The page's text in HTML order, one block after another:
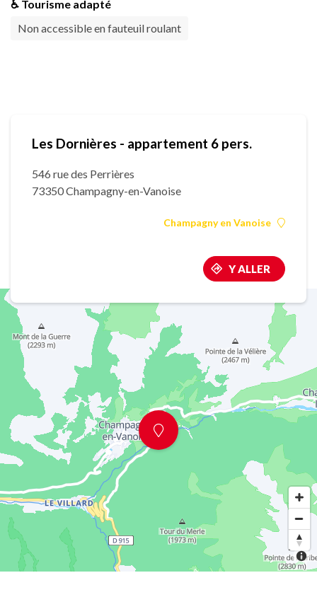
♿ Tourisme adapté
Non accessible en fauteuil roulant
Les Dornières - appartement 6 pers.
546 rue des Perrières
73350 Champagny-en-Vanoise
Champagny en Vanoise
Y ALLER